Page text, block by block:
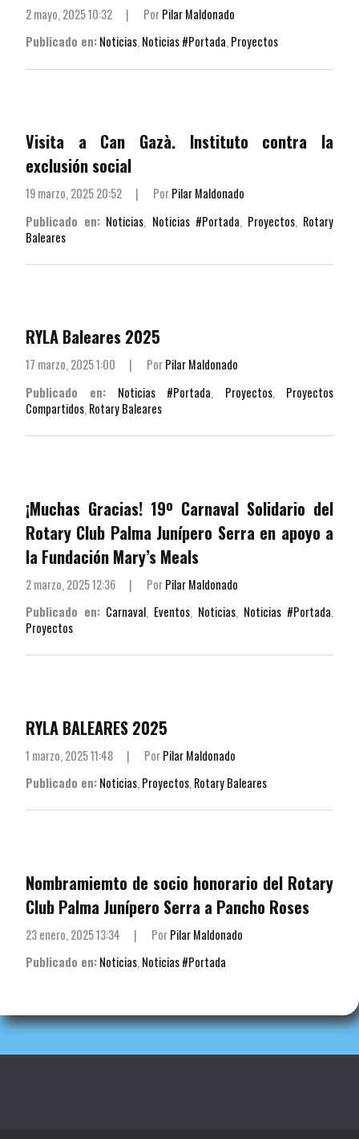
2 mayo, 2025 10:32 | PorPilar Maldonado
Publicado en:Noticias,Noticias #Portada,Proyectos
Visita a Can Gazà. Instituto contra la
exclusión social
19 marzo, 2025 20:52 | PorPilar Maldonado
Publicado en: Noticias, Noticias #Portada, Proyectos, Rotary
Baleares
RYLA Baleares 2025
17 marzo, 2025 1:00 | PorPilar Maldonado
Publicado en:
Noticias #Portada, Proyectos, Proyectos
Compartidos, Rotary Baleares
¡Muchas Gracias! 19º Carnaval Solidario del
Rotary Club Palma Junípero Serra en apoyo a
la Fundación Mary’s Meals
2 marzo, 2025 12:36 | PorPilar Maldonado
Publicado en: Carnaval, Eventos, Noticias, Noticias #Portada,
Proyectos
RYLA BALEARES 2025
1 marzo, 2025 11:48 | PorPilar Maldonado
Publicado en:Noticias, Proyectos, Rotary Baleares
Nombramiemto de socio honorario del Rotary
Club Palma Junípero Serra a Pancho Roses
23 enero, 2025 13:34 | PorPilar Maldonado
Publicado en:Noticias,Noticias #Portada